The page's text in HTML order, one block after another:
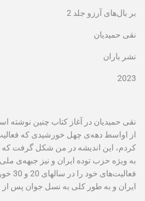
بر بال‫‌های آرزو جلد 2
نقی حمیدیان
نشر باران
2023
:نقی حمیدیان در آغاز کتاب چنین نوشته
از اواسط دهه‌ی چهل خورشیدی که
کردم، این اندیشه در من شکل گرفت
به ویژه حزب توده ایران و نیز جبهه‌ی